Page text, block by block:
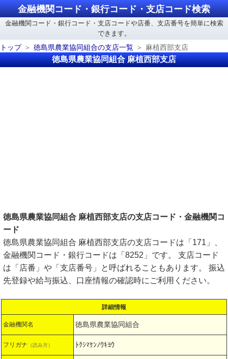
金融機関コード・銀行コード・支店コード検索
金融機関コード・銀行コード・支店コードや店番、支店番号を簡単に検索
できます。
トップ
徳島県農業協同組合の支店一覧 麻植西部支店
徳島県農業協同組合 麻植西部支店
徳島県農業協同組合 麻植西部支店の支店コード・金融機関コ
ード
徳島県農業協同組合 麻植西部支店の支店コードは「171」、
金融機関コード・銀行コードは「8252」です。 支店コード
は「店番」や「支店番号」と呼ばれることもあります。 振込
先登録や給与振込、口座情報の確認時にご利用ください。
詳細情報
金融機関名 徳島県農業協同組合
フリガナ （読み方） ﾄｸｼﾏｹﾝﾉｳｷﾖｳ